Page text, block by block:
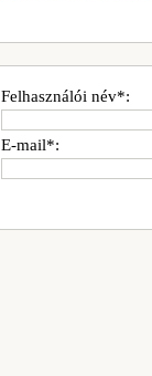
Felhasználói név*:
E-mail*: